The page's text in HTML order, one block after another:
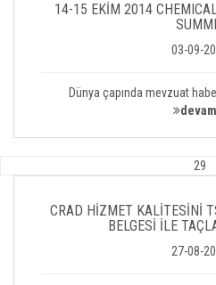
14-15 EKİM 2014
03-09-
Dünya çapında mevzuat
29
CRAD HİZMET KALİTESİNİ
BELGESİ İLE
27-08-